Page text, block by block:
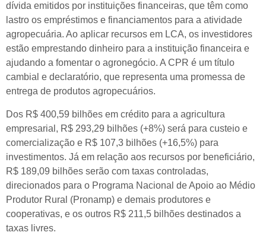
dívida emitidos por instituições financeiras, que têm como
lastro os empréstimos e financiamentos para a atividade
agropecuária. Ao aplicar recursos em LCA, os investidores
estão emprestando dinheiro para a instituição financeira e
ajudando a fomentar o agronegócio. A CPR é um título
cambial e declaratório, que representa uma promessa de
entrega de produtos agropecuários.
Dos R$ 400,59 bilhões em crédito para a agricultura
empresarial, R$ 293,29 bilhões (+8%) será para custeio e
comercialização e R$ 107,3 bilhões (+16,5%) para
investimentos. Já em relação aos recursos por beneficiário,
R$ 189,09 bilhões serão com taxas controladas,
direcionados para o Programa Nacional de Apoio ao Médio
Produtor Rural (Pronamp) e demais produtores e
cooperativas, e os outros R$ 211,5 bilhões destinados a
taxas livres.